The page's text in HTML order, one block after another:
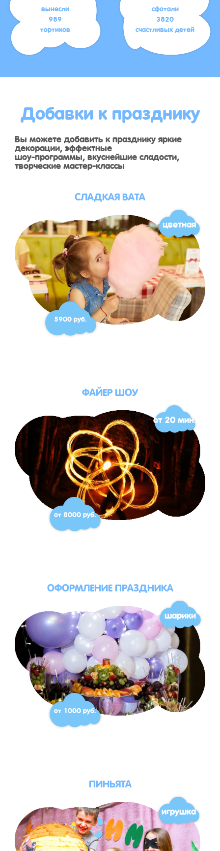
вынесли
989
тортиков
сфотали
3820
счастливых детей
Добавки к празднику
Вы можете добавить к празднику яркие
декорации, эффектные
шоу-программы, вкуснейшие сладости,
творческие мастер-классы
СЛАДКАЯ ВАТА
цветная
5900 руб.
ФАЙЕР ШОУ
от 20 мин.
от 8000 руб.
ОФОРМЛЕНИЕ ПРАЗДНИКА
шарики
от 1000 руб.
ПИНЬЯТА
игрушка